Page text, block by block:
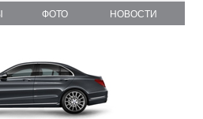
ФОТО НОВОСТИ